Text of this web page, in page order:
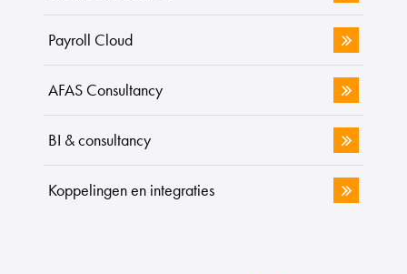
Payroll Cloud
AFAS Consultancy
BI & consultancy
Koppelingen en integraties